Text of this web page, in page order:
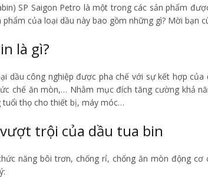
SP Saigon Petro là một trong các sản phẩm
phẩm của loại dầu này bao gồm những gì? Mời
là gì?
dầu công nghiệp được pha chế với sự kết hợp
chế ăn mòn,… Nhằm mục đích tăng cường khả
tuổi thọ cho thiết bị, máy móc…
trội của dầu tua bin
năng bôi trơn, chống rỉ, chống ăn mòn động